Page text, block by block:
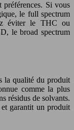
Si vous
le full spectrum
éviter le THC ou
le broad spectrum
la qualité du produit
comme la plus
résidus de solvants.
garantit un produit